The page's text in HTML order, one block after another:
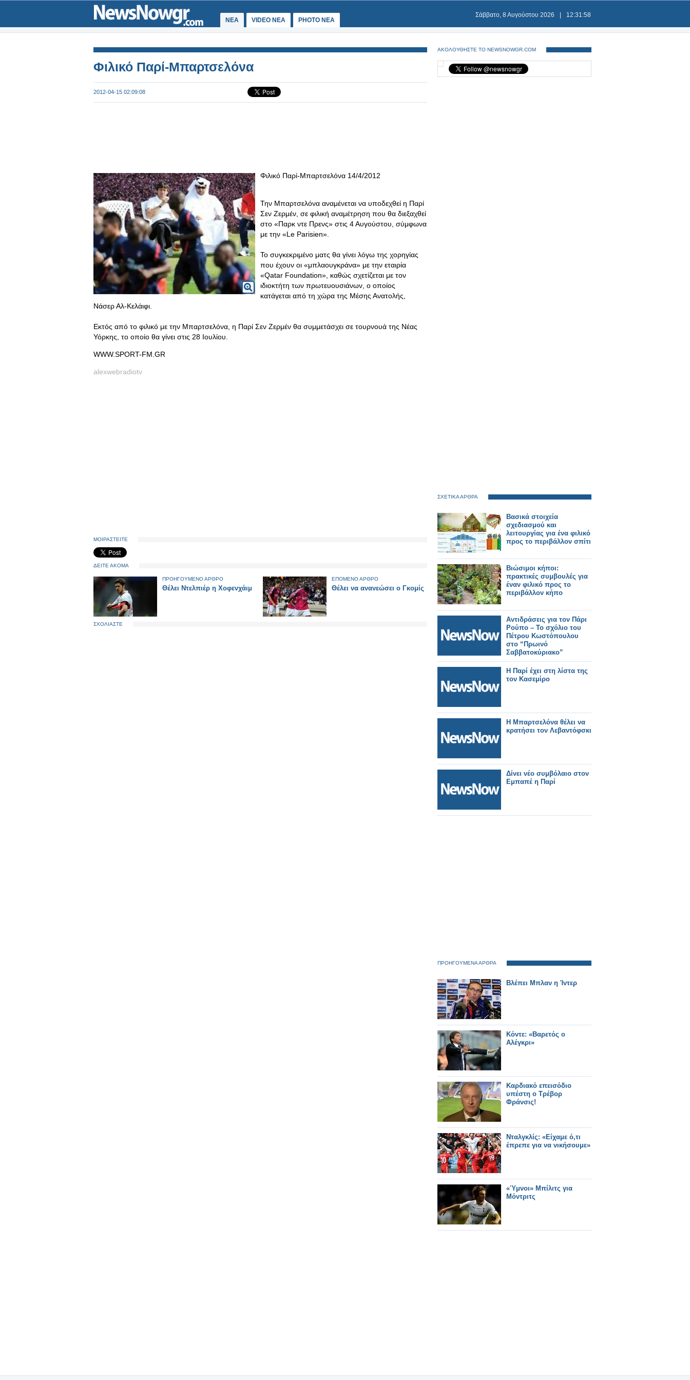
ΝΕΑ VIDEO NEA PHOTO NEA
Σάββατο, 8 Αυγούστου 2026 12:31:59
Φιλικό Παρί-Μπαρτσελόνα
2012-04-15 02:09:08
Φιλικό Παρί-Μπαρτσελόνα 14/4/2012
Την Μπαρτσελόνα αναμένεται να υποδεχθεί η Παρί
Σεν Ζερμέν, σε φιλική αναμέτρηση που θα διεξαχθεί
στο «Παρκ ντε Πρενς» στις 4 Αυγούστου, σύμφωνα
με την «Le Parisien».
Το συγκεκριμένο ματς θα γίνει λόγω της χορηγίας
που έχουν οι «μπλαουγκράνα» με την εταιρία
«Qatar Foundation», καθώς σχετίζεται με τον
ιδιοκτήτη των πρωτευουσιάνων, ο οποίος
κατάγεται από τη χώρα της Μέσης Ανατολής,
Νάσερ Αλ-Κελάιφι.
Εκτός από το φιλικό με την Μπαρτσελόνα, η Παρί Σεν Ζερμέν θα συμμετάσχει σε τουρνουά της Νέας
Υόρκης, το οποίο θα γίνει στις 28 Ιουλίου.
WWW.SPORT-FM.GR
alexwebradiotv
ΜΟΙΡΑΣΤΕΙΤΕ
ΔΕΙΤΕ ΑΚΟΜΑ
ΠΡΟΗΓΟΥΜΕΝΟ ΑΡΘΡΟ
Θέλει Ντελπιέρ η Χοφενχάιμ
ΕΠΟΜΕΝΟ ΑΡΘΡΟ
Θέλει να ανανεώσει ο Γκομίς
ΣΧΟΛΙΑΣΤΕ
ΑΚΟΛΟΥΘΗΣΤΕ ΤΟ NEWSNOWGR.COM
ΣΧΕΤΙΚΑ ΑΡΘΡΑ
Βασικά στοιχεία
σχεδιασμού και
λειτουργίας για ένα φιλικό
προς το περιβάλλον σπίτι
Βιώσιμοι κήποι:
πρακτικές συμβουλές για
έναν φιλικό προς το
περιβάλλον κήπο
Αντιδράσεις για τον Πάρι
Ρούπο – Το σχόλιο του
Πέτρου Κωστόπουλου
στο “Πρωινό
Σαββατοκύριακο”
Η Παρί έχει στη λίστα της
τον Κασεμίρο
Η Μπαρτσελόνα θέλει να
κρατήσει τον Λεβαντόφσκι
Δίνει νέο συμβόλαιο στον
Εμπαπέ η Παρί
ΠΡΟΗΓΟΥΜΕΝΑ ΑΡΘΡΑ
Βλέπει Μπλαν η Ίντερ
Κόντε: «Βαρετός ο
Αλέγκρι»
Καρδιακό επεισόδιο
υπέστη ο Τρέβορ
Φράνσις!
Νταλγκλίς: «Είχαμε ό,τι
έπρεπε για να νικήσουμε»
«Ύμνοι» Μπίλιτς για
Μόντριτς